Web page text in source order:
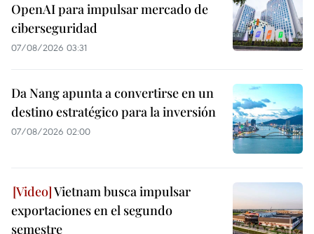
OpenAI para impulsar mercado de
ciberseguridad
07/08/2026 03:31
Da Nang apunta a convertirse en un
destino estratégico para la inversión
07/08/2026 02:00
Vietnam busca impulsar
exportaciones en el segundo
semestre